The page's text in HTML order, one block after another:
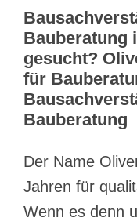
Bauberatung
gesucht?
für
Bauberatung
Der Name
Jahren für
Wenn es denn